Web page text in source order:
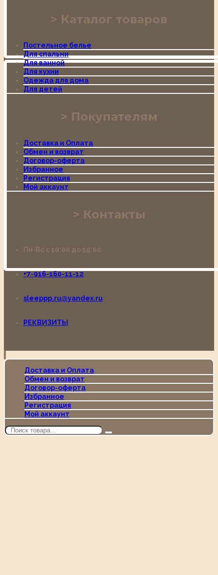
Каталог товаров
Постельное белье
Для спальни
Для ванной
Для кухни
Одежда для дома
Для детей
Покупателям
Доставка и Оплата
Обмен и возврат
Договор-оферта
Избранное
Регистрация
Мой аккаунт
Контакты
Пн-Вс с 10:00 до 19:00
+7-916-160-11-12
sleeppp.ru@yandex.ru
РЕКВИЗИТЫ
Доставка и Оплата
Обмен и возврат
Договор-оферта
Избранное
Регистрация
Мой аккаунт